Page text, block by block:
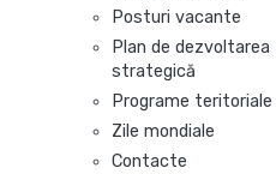
Posturi vacante
Plan de dezvoltarea
strategică
Programe teritoriale
Zile mondiale
Contacte